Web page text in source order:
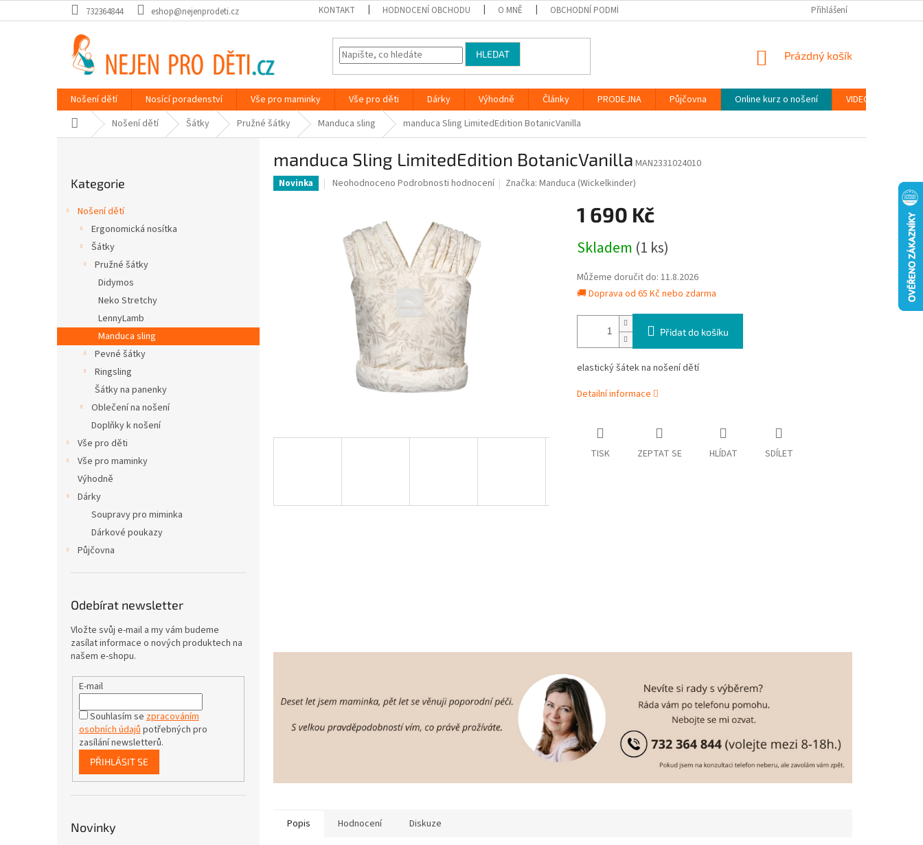
na
732364844 eshop@nejenprodeti.cz KONTAKT HODNOCENÍ OBCHODU O MNĚ OBCHODNÍ PODMÍNKY PODMÍNKY OCHRANY OSOBNÍCH ÚDAJŮ (GDPR)
Přihlášení
HLEDAT
NÁKUPNÍ
Prázdný košík
Nošení dětí Nosící poradenství Vše pro maminky Vše pro děti Dárky Výhodně Články PRODEJNA Půjčovna Online kurz o nošení
VIDEONÁVODY
Domů Nošení dětí Šátky Pružné šátky Manduca sling manduca Sling LimitedEdition BotanicVanilla
e
l
kategorie
Kategorie
Nošení dětí
Ergonomická nosítka
Šátky
Pružné šátky
Didymos
Neko Stretchy
LennyLamb
Manduca sling
Pevné šátky
Ringsling
Šátky na panenky
Oblečení na nošení
Doplňky k nošení
Vše pro děti
Vše pro maminky
Výhodně
Dárky
Soupravy pro miminka
Dárkové poukazy
Půjčovna
Odebírat newsletter
Vložte svůj e-mail a my vám budeme
zasílat informace o nových produktech na
našem e-shopu.
E-mail
Souhlasím se zpracováním
osobních údajů potřebných pro
zasílání newsletterů.
PŘIHLÁSIT SE
Novinky
manduca Sling LimitedEdition BotanicVanilla MAN2331024010
Novinka
Průměrné
0,0
hvězdiček.
Neohodnoceno Podrobnosti hodnocení Značka:Manduca (Wickelkinder)
1 690 Kč
cena:
Skladem (1 ks)
Můžeme doručit do: 11.8.2026
🚚 Doprava od 65 Kč nebo zdarma
Přidat do košíku
elastický šátek na nošení dětí
Detailní informace
TISK ZEPTAT SE HLÍDAT SDÍLET
Popis Hodnocení Diskuze